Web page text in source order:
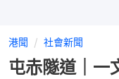
港聞 社會新聞
屯赤隧道｜